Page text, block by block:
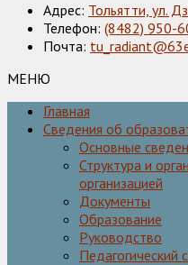
Адрес: Тольятти, ул.
Телефон: (8482) 950-
Почта:
МЕНЮ
Главная
Сведения об
Основные
Структура и
организацией
Документы
Образование
Руководство
Педагогический